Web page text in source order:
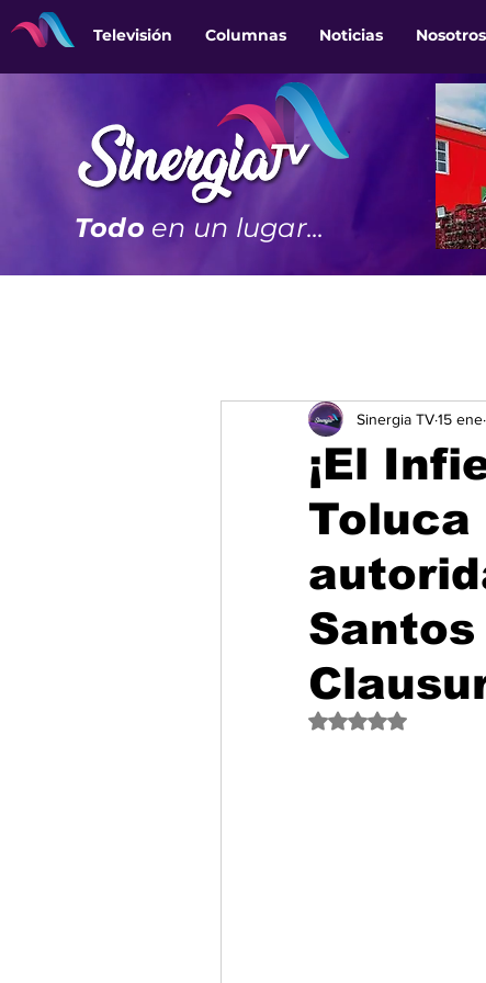
Televisión Columnas Noticias Nosotros
Todo en un lugar...
¡El
Toluca
Sinergia TV15 ene
Obtuvo NaN de 5